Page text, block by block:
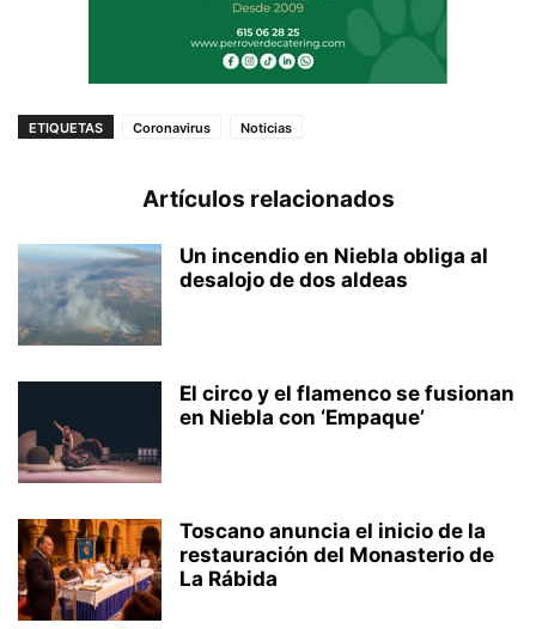
ETIQUETAS Coronavirus Noticias
Artículos relacionados
Un incendio en Niebla obliga al
desalojo de dos aldeas
El circo y el flamenco se fusionan
en Niebla con ‘Empaque’
Toscano anuncia el inicio de la
restauración del Monasterio de
La Rábida